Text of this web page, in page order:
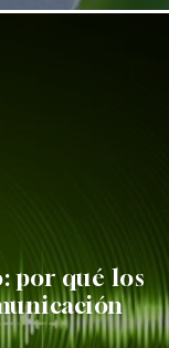
por qué los